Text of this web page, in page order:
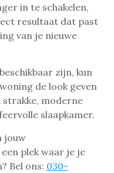
in te schakelen,
resultaat dat past
van je nieuwe
zijn, kun
de look geven
strakke, moderne
slaapkamer.
jouw
plek waar je je
Bel ons: 030-